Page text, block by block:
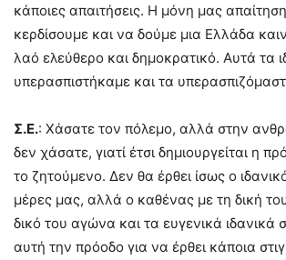
κάποιες απαιτήσεις. Η μόνη μας
κερδίσουμε και να δούμε μια Ελλάδα
λαό ελεύθερο και δημοκρατικό. Αυτά τα
υπερασπιστήκαμε και τα
Σ.Ε.: Χάσατε τον πόλεμο, αλλά στην
δεν χάσατε, γιατί έτσι δημιουργείται η
το ζητούμενο. Δεν θα έρθει ίσως ο
μέρες μας, αλλά ο καθένας με τη δική
δικό του αγώνα και τα ευγενικά ιδανικά
αυτή την πρόοδο για να έρθει κάποια